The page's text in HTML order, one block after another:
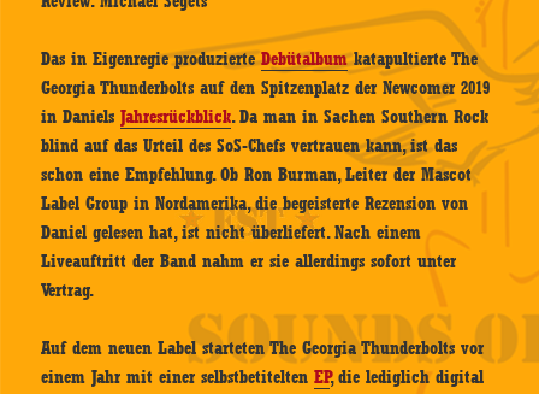
Das in Eigenregie produzierteDebütalbumkatapultierte The
Georgia Thunderbolts auf den Spitzenplatz der Newcomer 2019
in DanielsJahresrückblick. Da man in Sachen Southern Rock
blind auf das Urteil des SoS-Chefs vertrauen kann, ist das
schon eine Empfehlung. Ob Ron Burman, Leiter der Mascot
Label Group in Nordamerika, die begeisterte Rezension von
Daniel gelesen hat, ist nicht überliefert. Nach einem
Liveauftritt der Band nahm er sie allerdings sofort unter
Vertrag.
Auf dem neuen Label starteten The Georgia Thunderbolts vor
einem Jahr mit einer selbstbetiteltenEP, die lediglich digital